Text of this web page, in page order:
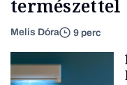
természettel
Melis Dóra 9 perc